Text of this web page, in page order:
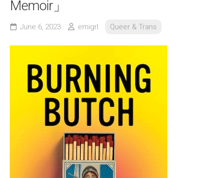
Memoir」
June 6, 2023 emigrl Queer & Trans